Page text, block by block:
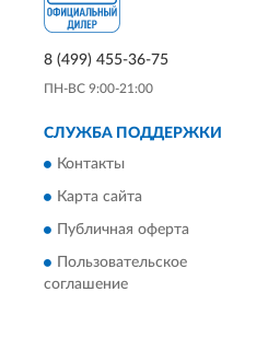
8 (499) 455-36-75
ПН-ВС 9:00-21:00
СЛУЖБА ПОДДЕРЖКИ
Контакты
Карта сайта
Публичная оферта
Пользовательское
соглашение